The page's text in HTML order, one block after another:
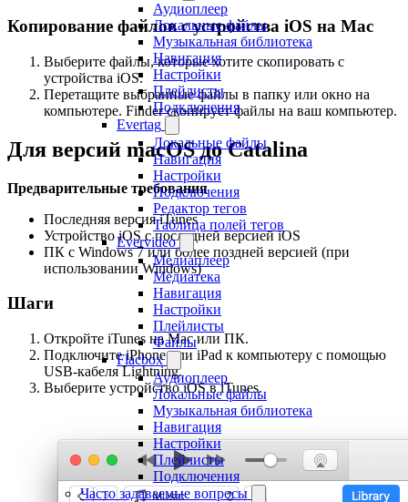
Аудиоплеер
Локальные файлы
Музыкальная библиотека
Навигация
Настройки
Плейлисты
Подключения
Evertag
Локальные файлы
Навигация
Настройки
Подключения
Редактор тегов
Таблица полей тегов
Evervideo
Медиаплеер
Медиатека
Навигация
Настройки
Плейлисты
Файлы
Flacbox
Аудиоплеер
Локальные файлы
Музыкальная библиотека
Навигация
Настройки
Плейлисты
Подключения
Часто задаваемые вопросы
Копирование файлов с устройства iOS на Mac
Выберите файлы, которые хотите скопировать с
устройства iOS.
Перетащите выбранные файлы в папку или окно на
компьютере. Finder скопирует файлы на ваш компьютер.
Для версий macOS до Catalina
Предварительные требования
Последняя версия iTunes
Устройство iOS с последней версией iOS
ПК с Windows 7 или более поздней версией (при
использовании Windows)
Шаги
Откройте iTunes на Mac или ПК.
Подключите iPhone или iPad к компьютеру с помощью
USB-кабеля Lightning.
Выберите устройство iOS в iTunes.